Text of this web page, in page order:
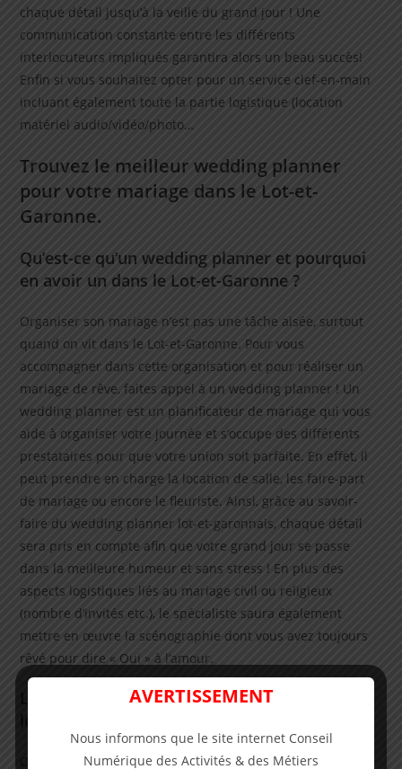
chaque détail jusqu’à la veille du grand jour ! Une
communication constante entre les différents
interlocuteurs impliqués garantira alors un beau succès!
Enfin si vous souhaitez opter pour un service clef-en-main
incluant également toute la partie logistique (location
matériel audio/vidéo/photo…
Trouvez le meilleur wedding planner
pour votre mariage dans le Lot-et-
Garonne.
Qu’est-ce qu’un wedding planner et pourquoi
en avoir un dans le Lot-et-Garonne ?
Organiser son mariage n’est pas une tâche aisée, surtout
quand on vit dans le Lot-et-Garonne. Pour vous
accompagner dans cette organisation et pour réaliser un
mariage de rêve, faites appel à un wedding planner ! Un
wedding planner est un planificateur de mariage qui vous
aide à organiser votre journée et s’occupe des différents
prestataires pour que votre union soit parfaite. En effet, il
peut prendre en charge la location de salle, les faire-part
de mariage ou encore le fleuriste. Ainsi, grâce au savoir-
faire du wedding planner lot-et-garonnais, chaque détail
sera pris en compte afin que votre grand jour se passe
dans la meilleure humeur et sans stress ! En plus des
aspects logistiques liés au mariage civil ou religieux
(nombre d’invités etc.), le spécialiste saura également
mettre en œuvre la scénographie dont vous avez toujours
rêvé pour dire « Oui » à l’amour.
Les différents types de services proposés par
Organizer un mariage n’est pas une tâche aisée, c’est
AVERTISSEMENT
Nous informons que le site internet Conseil
Numérique des Activités & des Métiers